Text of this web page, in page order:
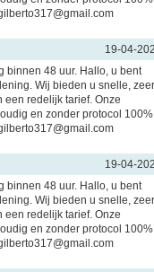
19-04-
binnen 48 uur. Hallo, u bent
Wij bieden u snelle, zeer
redelijk tarief. Onze
en zonder protocol 100%
19-04-
binnen 48 uur. Hallo, u bent
Wij bieden u snelle, zeer
redelijk tarief. Onze
en zonder protocol 100%